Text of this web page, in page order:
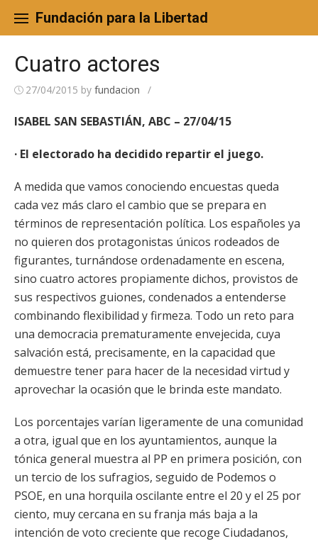
content
Fundación para la Libertad
Cuatro actores
27/04/2015 by fundacion /
ISABEL SAN SEBASTIÁN, ABC – 27/04/15
· El electorado ha decidido repartir el juego.
A medida que vamos conociendo encuestas queda
cada vez más claro el cambio que se prepara en
términos de representación política. Los españoles ya
no quieren dos protagonistas únicos rodeados de
figurantes, turnándose ordenadamente en escena,
sino cuatro actores propiamente dichos, provistos de
sus respectivos guiones, condenados a entenderse
combinando flexibilidad y firmeza. Todo un reto para
una democracia prematuramente envejecida, cuya
salvación está, precisamente, en la capacidad que
demuestre tener para hacer de la necesidad virtud y
aprovechar la ocasión que le brinda este mandato.
Los porcentajes varían ligeramente de una comunidad
a otra, igual que en los ayuntamientos, aunque la
tónica general muestra al PP en primera posición, con
un tercio de los sufragios, seguido de Podemos o
PSOE, en una horquila oscilante entre el 20 y el 25 por
ciento, muy cercana en su franja más baja a la
intención de voto creciente que recoge Ciudadanos,